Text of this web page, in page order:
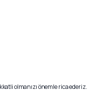
olmanızı önemle rica ederiz.